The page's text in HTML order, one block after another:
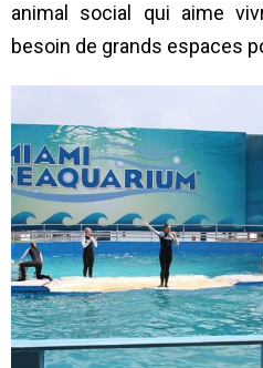
animal social qui aime
besoin de grands espaces